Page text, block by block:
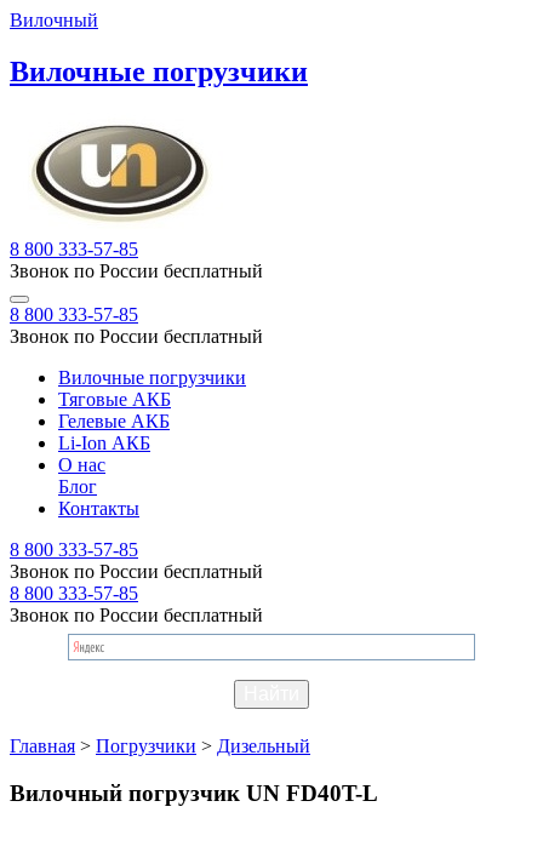
Вилочный
Вилочные погрузчики
8 800 333-57-85
Звонок по России бесплатный
8 800 333-57-85
Звонок по России бесплатный
Вилочные погрузчики
Тяговые АКБ
Гелевые АКБ
Li-Ion АКБ
О нас
Блог
Контакты
8 800 333-57-85
Звонок по России бесплатный
8 800 333-57-85
Звонок по России бесплатный
Главная > Погрузчики > Дизельный
Вилочный погрузчик UN FD40T-L